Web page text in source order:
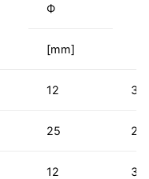
Ф
[mm]
12
25 28
12